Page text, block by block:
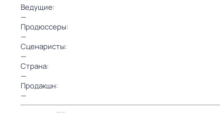
Ведущие:
—
Продюссеры:
—
Сценаристы:
—
Страна:
—
Продакшн:
—